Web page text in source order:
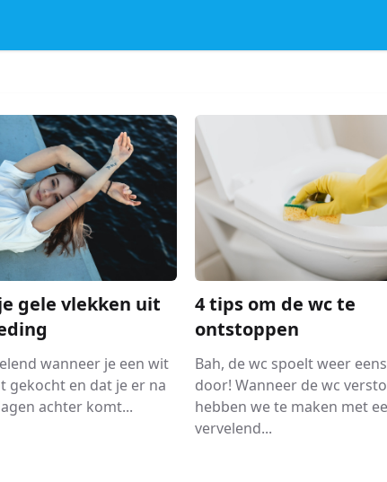
gele vlekken uit
wanneer je een wit
gekocht en dat je er na
achter komt...
4 tips om de wc te
ontstoppen
Bah, de wc spoelt weer
door! Wanneer de wc
hebben we te maken met
vervelend...